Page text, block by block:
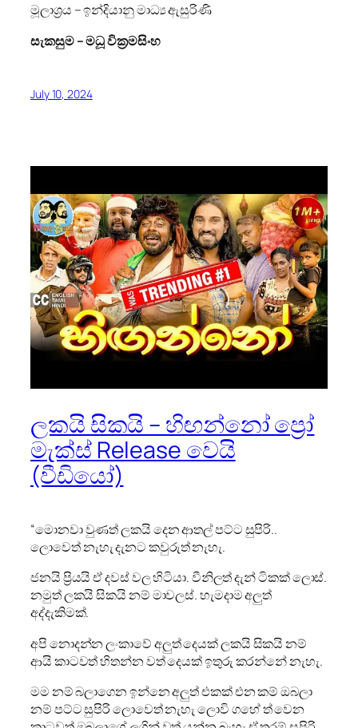
මූලාශ්‍රය – ඉන්දියානු මාධ්‍ය ඇසුරිණි
සැකසුම – මධූ වික්‍රමසිංහ
July 10, 2024
ලකයි සිකයි – හිඟන්නෝ ප්‍රෝ
මැක්ස් Release වෙයි
(වීඩියෝ)
“මොනවා වුණත් ලකයි දෙන ආතල් පට්ට සුපිරි..
ලොවෙත් නැහැ දැනට කවුරුත් නැහැ.
ජනයි ප්‍රියයි ඒ දවස් වල හිටියා. වීනිලත් දැන් ටිකක් ලොස්.
නමුත් ලකයි සිකයි නම් මාවලස්. හැමදාම අලුත්
අද්දැකිමක්.
අපි නොදන්න ලංකාවේ අලුත් දෙයක් ලකයි සිකයි නම්
ආයි කාටවත් හිතන්න වත් දෙයක් ඉතුරු කරන්නේ නැහැ.
මම නම් බලාගෙන ඉන්නෙ අලුත් එකක් එන කම් ඔබලා
නම් පට්ට සුපිරි ලොවෙත් නැහැ ලොවි ගහේ ත් වෙන